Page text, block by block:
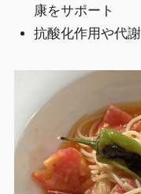
康をサポート
抗酸化作用や代